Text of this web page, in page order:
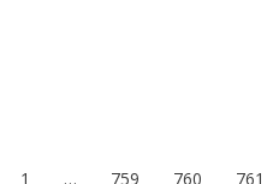
1 … 759 760 761